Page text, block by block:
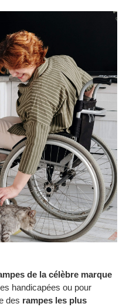
de la célèbre marque
handicapées ou pour
des rampes les plus